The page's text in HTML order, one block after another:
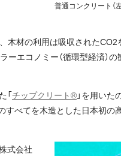
普通コンクリート（
木材の利用は吸収された
ーエコノミー（循環型経済）
「チップクリート®」を用いた
すべてを木造とした日本初
式会社